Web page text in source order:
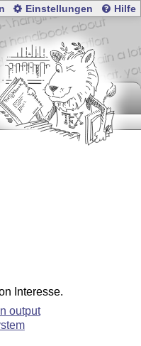
Einstellungen Hilfe
Interesse.
output